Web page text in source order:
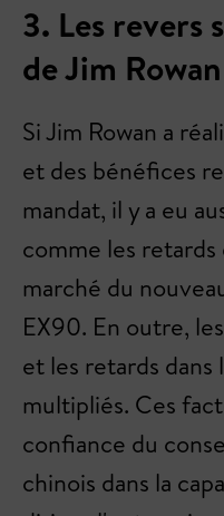
3. Les revers
de Jim Rowan
Si Jim Rowan a
et des bénéfices
mandat, il y a eu
comme les
marché du
EX90. En outre,
et les retards dans
multipliés. Ces
confiance du
chinois dans la